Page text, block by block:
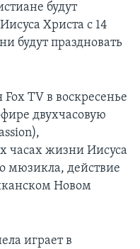
будут
Христа с 14
будут праздновать
TV в воскресенье
двухчасовую
часах жизни Иисуса
мюзикла, действие
Новом
играет в